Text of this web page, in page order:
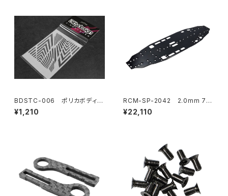
BDSTC-006 ポリカボディ塗
装用ステンシル 【Ipnotic V1】
¥1,210
RCM-SP-2042 2.0mm 70
75 T6 アルミニウム シャーシ S
P1用
¥22,110